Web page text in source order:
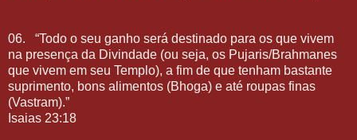
06.
“Todo o seu ganho será destinado para os que vivem
na presença da Divindade (ou seja, os Pujaris/Brahmanes
que vivem em seu Templo), a fim de que tenham bastante
suprimento, bons alimentos (Bhoga) e até roupas finas
(Vastram).”
Isaias 23:18